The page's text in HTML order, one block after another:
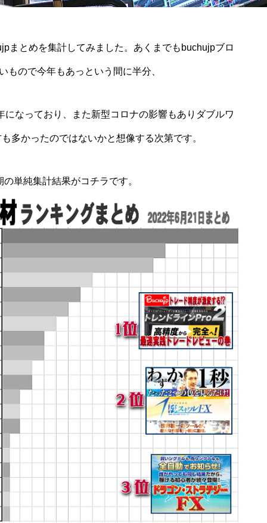
まとめを集計してみました。あくまでもbuchujpブロ
もので今年もあっという間に半分、
なっており、また新型コロナの影響もありダブルワ
多かったのではないかと想像する次第です。
単純集計結果がコチラです。